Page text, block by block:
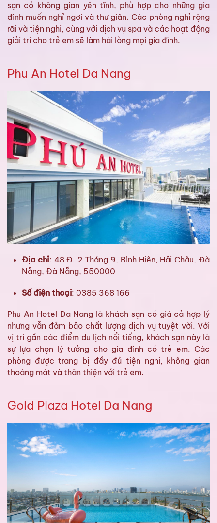
sạn có không gian yên tĩnh, phù hợp cho những gia
đình muốn nghỉ ngơi và thư giãn. Các phòng nghỉ rộng
rãi và tiện nghi, cùng với dịch vụ spa và các hoạt động
giải trí cho trẻ em sẽ làm hài lòng mọi gia đình.
Phu An Hotel Da Nang
Địa chỉ: 48 Đ. 2 Tháng 9, Bình Hiên, Hải Châu, Đà
Nẵng, Đà Nẵng, 550000
Số điện thoại: 0385 368 166
Phu An Hotel Da Nang là khách sạn có giá cả hợp lý
nhưng vẫn đảm bảo chất lượng dịch vụ tuyệt vời. Với
vị trí gần các điểm du lịch nổi tiếng, khách sạn này là
sự lựa chọn lý tưởng cho gia đình có trẻ em. Các
phòng được trang bị đầy đủ tiện nghi, không gian
thoáng mát và thân thiện với trẻ em.
Gold Plaza Hotel Da Nang